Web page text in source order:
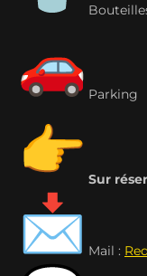
Parking
Sur
Mail :